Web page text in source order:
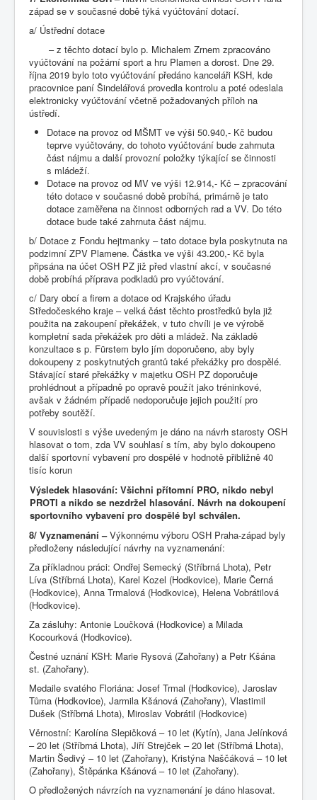
západ se v současné době týká vyúčtování dotací.
a/ Ústřední dotace
– z těchto dotací bylo p. Michalem Zrnem zpracováno
vyúčtování na požární sport a hru Plamen a dorost. Dne 29.
října 2019 bylo toto vyúčtování předáno kanceláři KSH, kde
pracovnice paní Šindelářová provedla kontrolu a poté odeslala
elektronicky vyúčtování včetně požadovaných příloh na
ústředí.
Dotace na provoz od MŠMT ve výši 50.940,- Kč budou
teprve vyúčtovány, do tohoto vyúčtování bude zahrnuta
část nájmu a další provozní položky týkající se činnosti
s mládeží.
Dotace na provoz od MV ve výši 12.914,- Kč – zpracování
této dotace v současné době probíhá, primárně je tato
dotace zaměřena na činnost odborných rad a VV. Do této
dotace bude také zahrnuta část nájmu.
b/ Dotace z Fondu hejtmanky – tato dotace byla poskytnuta na
podzimní ZPV Plamene. Částka ve výši 43.200,- Kč byla
připsána na účet OSH PZ již před vlastní akcí, v současné
době probíhá příprava podkladů pro vyúčtování.
c/ Dary obcí a firem a dotace od Krajského úřadu
Středočeského kraje – velká část těchto prostředků byla již
použita na zakoupení překážek, v tuto chvíli je ve výrobě
kompletní sada překážek pro děti a mládež. Na základě
konzultace s p. Fürstem bylo jím doporučeno, aby byly
dokoupeny z poskytnutých grantů také překážky pro dospělé.
Stávající staré překážky v majetku OSH PZ doporučuje
prohlédnout a případně po opravě použít jako tréninkové,
avšak v žádném případě nedoporučuje jejich použití pro
potřeby soutěží.
V souvislosti s výše uvedeným je dáno na návrh starosty OSH
hlasovat o tom, zda VV souhlasí s tím, aby bylo dokoupeno
další sportovní vybavení pro dospělé v hodnotě přibližně 40
tisíc korun
Výsledek hlasování: Všichni přítomní PRO, nikdo nebyl
PROTI a nikdo se nezdržel hlasování. Návrh na dokoupení
sportovního vybavení pro dospělé byl schválen.
8/ Vyznamenání –Výkonnému výboru OSH Praha-západ byly
předloženy následující návrhy na vyznamenání:
Za příkladnou práci: Ondřej Semecký (Stříbrná Lhota), Petr
Líva (Stříbrná Lhota), Karel Kozel (Hodkovice), Marie Černá
(Hodkovice), Anna Trmalová (Hodkovice), Helena Vobrátilová
(Hodkovice).
Za zásluhy: Antonie Loučková (Hodkovice) a Milada
Kocourková (Hodkovice).
Čestné uznání KSH: Marie Rysová (Zahořany) a Petr Kšána
st. (Zahořany).
Medaile svatého Floriána: Josef Trmal (Hodkovice), Jaroslav
Tůma (Hodkovice), Jarmila Kšánová (Zahořany), Vlastimil
Dušek (Stříbrná Lhota), Miroslav Vobrátil (Hodkovice)
Věrnostní: Karolína Slepičková – 10 let (Kytín), Jana Jelínková
– 20 let (Stříbrná Lhota), Jiří Strejček – 20 let (Stříbrná Lhota),
Martin Šedivý – 10 let (Zahořany), Kristýna Naščáková – 10 let
(Zahořany), Štěpánka Kšánová – 10 let (Zahořany).
O předložených návrzích na vyznamenání je dáno hlasovat.